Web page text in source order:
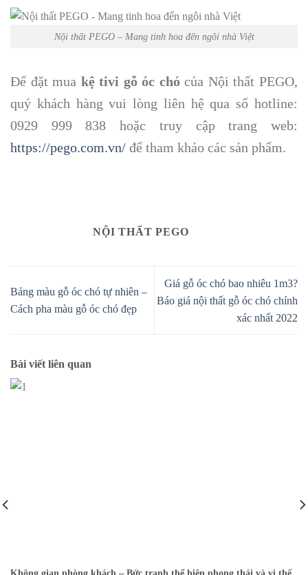
Nội thất PEGO – Mang tinh hoa đến ngôi nhà Việt
Để đặt mua kệ tivi gỗ óc chócủa Nội thất PEGO,
quý khách hàng vui lòng liên hệ qua số hotline:
0929 999 838 hoặc truy cập trang web:
https://pego.com.vn/ để tham khảo các sản phẩm.
NỘI THẤT PEGO
Bảng màu gỗ óc chó tự nhiên –
Cách pha màu gỗ óc chó đẹp
Giá gỗ óc chó bao nhiêu 1m3?
Báo giá nội thất gỗ óc chó chính
xác nhất 2022
Bài viết liên quan